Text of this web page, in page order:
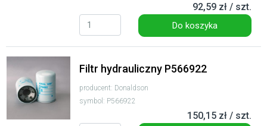
92,59 zł / szt.
Do koszyka
Filtr hydrauliczny P566922
producent: Donaldson
symbol: P566922
150,15 zł / szt.